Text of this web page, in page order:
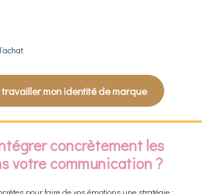
travailler mon identité de marque
concrètement les
votre communication ?